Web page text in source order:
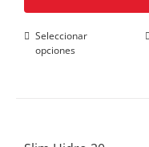
Seleccionar
opciones